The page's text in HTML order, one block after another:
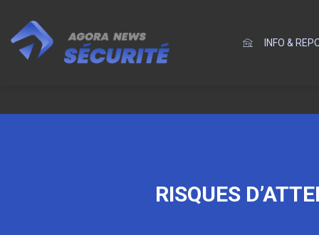
INFO &
RISQUES